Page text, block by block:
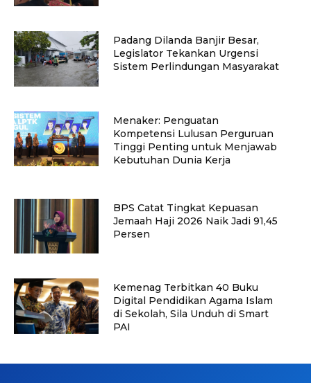
Padang Dilanda Banjir Besar,
Legislator Tekankan Urgensi
Sistem Perlindungan Masyarakat
Menaker: Penguatan
Kompetensi Lulusan Perguruan
Tinggi Penting untuk Menjawab
Kebutuhan Dunia Kerja
BPS Catat Tingkat Kepuasan
Jemaah Haji 2026 Naik Jadi 91,45
Persen
Kemenag Terbitkan 40 Buku
Digital Pendidikan Agama Islam
di Sekolah, Sila Unduh di Smart
PAI